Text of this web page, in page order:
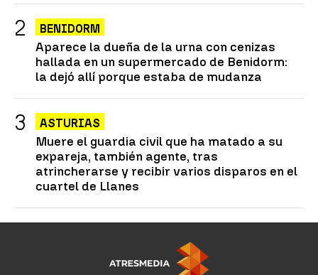
BENIDORM
Aparece la dueña de la urna con cenizas
hallada en un supermercado de Benidorm:
la dejó allí porque estaba de mudanza
ASTURIAS
Muere el guardia civil que ha matado a su
expareja, también agente, tras
atrincherarse y recibir varios disparos en el
cuartel de Llanes